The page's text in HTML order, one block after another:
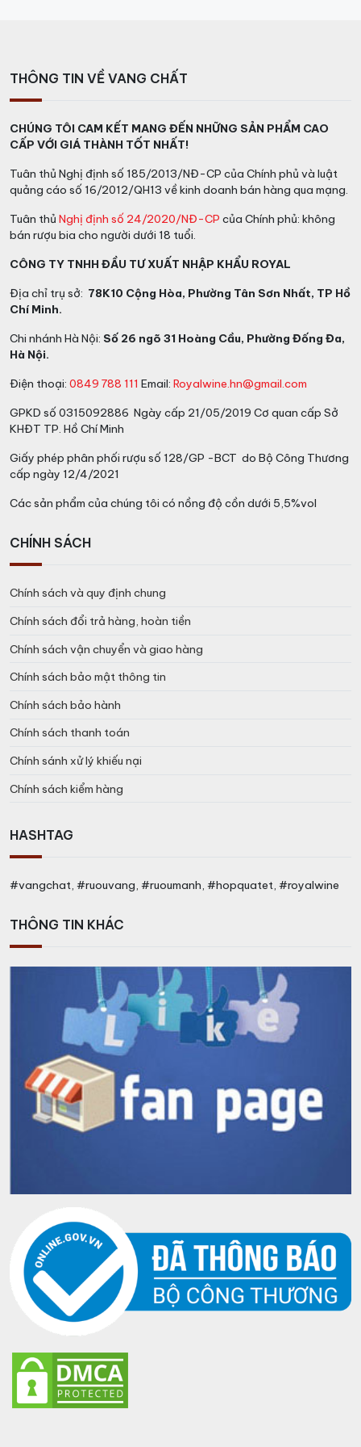
THÔNG TIN VỀ VANG CHẤT
CHÚNG TÔI CAM KẾT MANG ĐẾN NHỮNG SẢN PHẨM CAO
CẤP VỚI GIÁ THÀNH TỐT NHẤT!
Tuân thủ Nghị định số 185/2013/NĐ-CP của Chính phủ và luật
quảng cáo số 16/2012/QH13 về kinh doanh bán hàng qua mạng.
Tuân thủ Nghị định số 24/2020/NĐ-CP của Chính phủ: không
bán rượu bia cho người dưới 18 tuổi.
CÔNG TY TNHH ĐẦU TƯ XUẤT NHẬP KHẨU ROYAL
Địa chỉ trụ sở: 78K10 Cộng Hòa, Phường Tân Sơn Nhất, TP Hồ
Chí Minh.
Chi nhánh Hà Nội: Số 26 ngõ 31 Hoàng Cầu, Phường Đống Đa,
Hà Nội.
Điện thoại: 0849 788 111 Email: Royalwine.hn@gmail.com
GPKD số 0315092886 Ngày cấp 21/05/2019 Cơ quan cấp Sở
KHĐT TP. Hồ Chí Minh
Giấy phép phân phối rượu số 128/GP -BCT do Bộ Công Thương
cấp ngày 12/4/2021
Các sản phẩm của chúng tôi có nồng độ cồn dưới 5,5%vol
CHÍNH SÁCH
Chính sách và quy định chung
Chính sách đổi trả hàng, hoàn tiền
Chính sách vận chuyển và giao hàng
Chính sách bảo mật thông tin
Chính sách bảo hành
Chính sách thanh toán
Chính sánh xử lý khiếu nại
Chính sách kiểm hàng
HASHTAG
#vangchat, #ruouvang, #ruoumanh, #hopquatet, #royalwine
THÔNG TIN KHÁC